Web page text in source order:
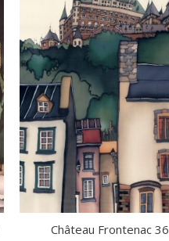
Château Frontenac 36